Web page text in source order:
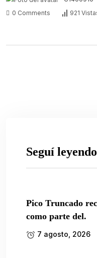
0 Comments
921
Seguí leyendo
Pico Truncado
como parte del.
7 agosto, 2026